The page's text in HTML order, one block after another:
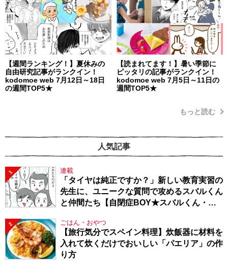
【週間ランキング！】夏休みの
自由研究記事がランクイン！
kodomoe web 7月12日～18日
の週間TOP5★
【読まれてます！】暑い季節に
ピッタリの記事がランクイン！
kodomoe web 7月5日～11日の
週間TOP5★
もっと読む
人気記事
1 連載
「タイヤは純正ですか？」新しい教育実習の
先生に、ユニークな質問で攻めるスバルくん
と仲間たち【自閉症BOY★スバルくん・
2 ごはん・おやつ
【旅行気分でスペイン料理】炊飯器に材料を
入れて炊くだけでおいしい「パエリア」の作
り方